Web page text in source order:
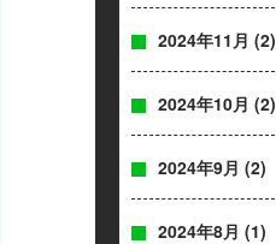
2024年11月 (2)
2024年10月 (2)
2024年9月 (2)
2024年8月 (1)